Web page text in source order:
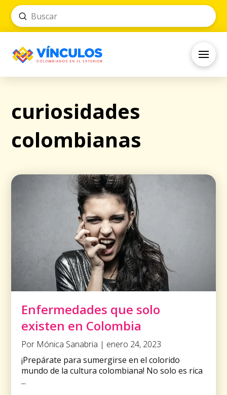
Search
Submit
curiosidades
colombianas
Enfermedades que solo
existen en Colombia
Por Mónica Sanabria | enero 24, 2023
¡Prepárate para sumergirse en el colorido
mundo de la cultura colombiana! No solo es rica
...